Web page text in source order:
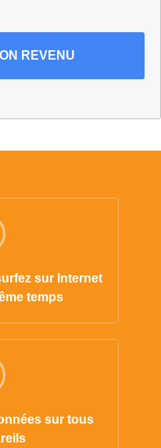
REVENU
sur Internet
temps
sur tous